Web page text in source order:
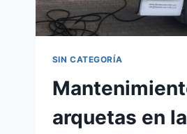
SIN CATEGORÍA
arquetas en